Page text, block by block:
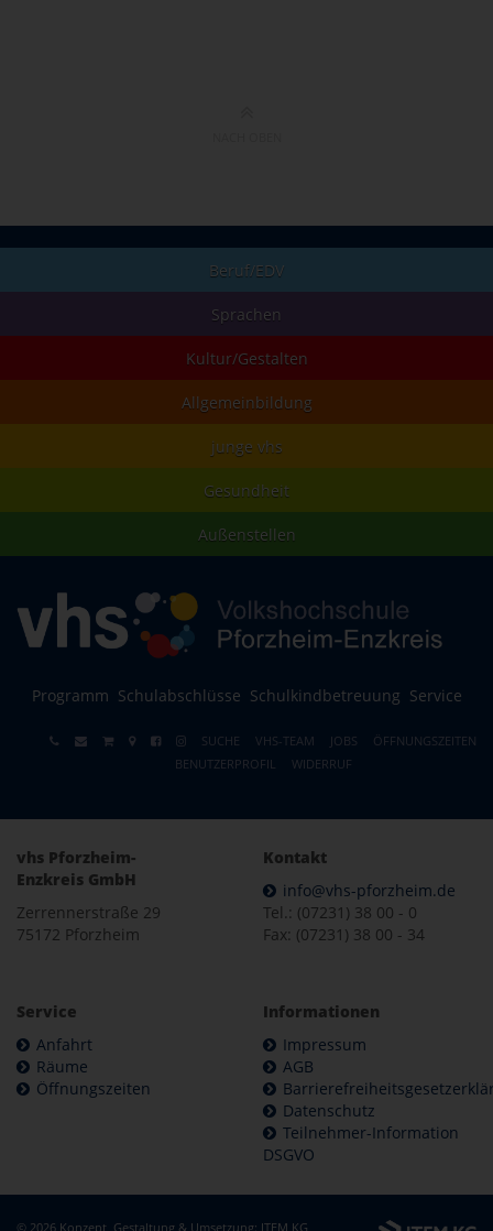
Beruf/EDV
Sprachen
Kultur/Gestalten
Allgemeinbildung
junge vhs
Gesundheit
Außenstellen
Programm Schulabschlüsse Schulkindbetreuung Service
SUCHE VHS-TEAM JOBS
ÖFFNUNGSZEITEN
BENUTZERPROFIL
WIDERRUF
vhs Pforzheim-
Enzkreis GmbH
Zerrennerstraße 29
75172 Pforzheim
Kontakt
info@vhs-pforzheim.de
Tel.: (07231) 38 00 - 0
Fax: (07231) 38 00 - 34
Service
Anfahrt
Räume
Öffnungszeiten
Informationen
Impressum
AGB
Datenschutz
Teilnehmer-Information
DSGVO
© 2026 Konzept, Gestaltung & Umsetzung: ITEM KG